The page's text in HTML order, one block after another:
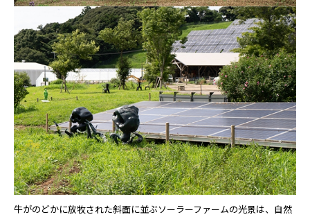
牛がのどかに放牧された斜面に並ぶソーラーファームの光景は、自然